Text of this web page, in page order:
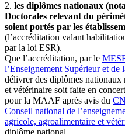
2. les diplômes nationaux
Doctorales relevant du
soient portés par les
(l’accréditation valant
par la loi ESR).
Que l’accréditation, par le
l’Enseignement Supérieur et de
délivrer des diplômes
et vétérinaire soit faite en
pour la MAAF après avis du
Conseil national de
agricole, agroalimentaire et
diplôme national.